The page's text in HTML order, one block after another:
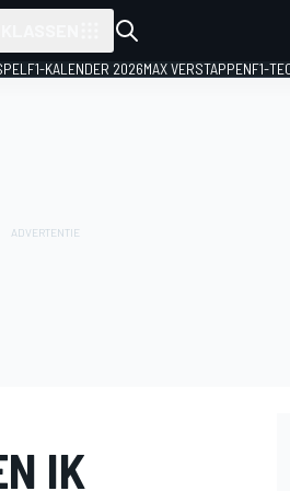
F1-KALENDER 2026MAX VERSTAPPENF1-
IK